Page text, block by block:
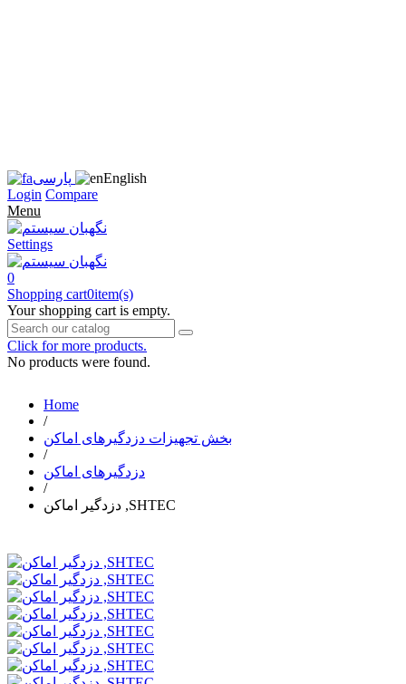
پارسی
English
Login Compare
Menu
Settings
0
Shopping cart0item(s)
Your shopping cart is empty.
Click for more products.
No products were found.
Home
/
بخش تجهیزات دزدگیرهای اماکن
/
دزدگیرهای اماکن
/
دزدگیر اماکن ,SHTEC